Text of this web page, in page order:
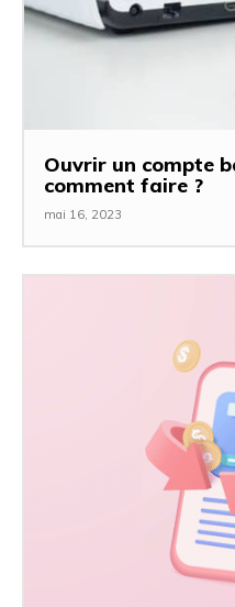
Ouvrir un compte
comment faire ?
mai 16, 2023